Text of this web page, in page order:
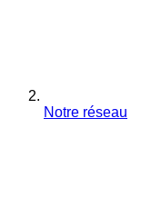
Notre réseau